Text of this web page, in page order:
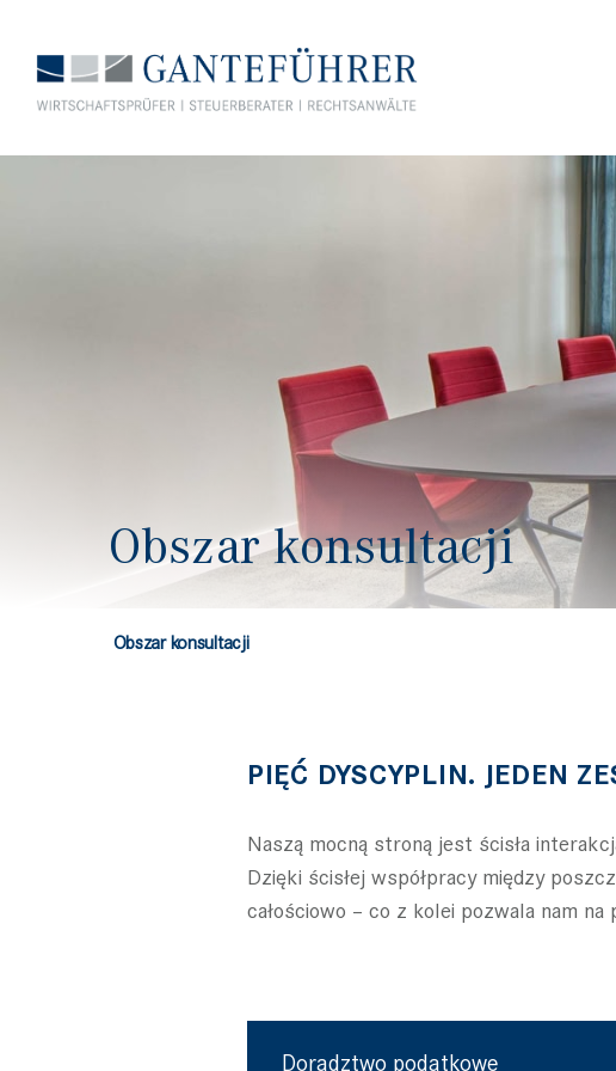
GANTEFÜHRER
Obszar konsultacji
Obszar konsultacji
PIĘĆ DYSCYPLIN. JEDEN
Naszą mocną stroną jest ścisła
Dzięki ścisłej współpracy między
całościowo – co z kolei pozwala nam
Doradztwo podatkowe